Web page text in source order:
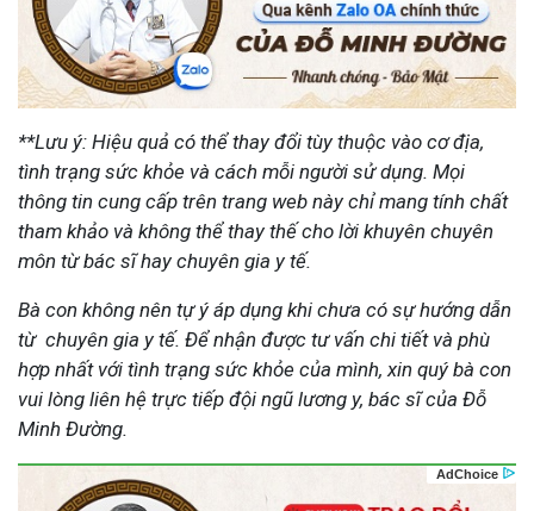
**Lưu ý: Hiệu quả có thể thay đổi tùy thuộc vào cơ địa,
tình trạng sức khỏe và cách mỗi người sử dụng. Mọi
thông tin cung cấp trên trang web này chỉ mang tính chất
tham khảo và không thể thay thế cho lời khuyên chuyên
môn từ bác sĩ hay chuyên gia y tế.
Bà con không nên tự ý áp dụng khi chưa có sự hướng dẫn
từ chuyên gia y tế. Để nhận được tư vấn chi tiết và phù
hợp nhất với tình trạng sức khỏe của mình, xin quý bà con
vui lòng liên hệ trực tiếp đội ngũ lương y, bác sĩ của Đỗ
Minh Đường.